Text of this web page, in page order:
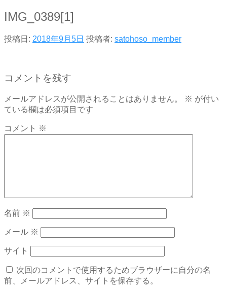
IMG_0389[1]
投稿日: 2018年9月5日 投稿者: satohoso_member
コメントを残す
メールアドレスが公開されることはありません。 ※ が付い
ている欄は必須項目です
コメント ※
名前 ※
メール ※
サイト
次回のコメントで使用するためブラウザーに自分の名
前、メールアドレス、サイトを保存する。